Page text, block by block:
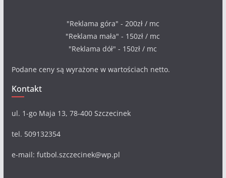
"Reklama góra" - 200zł / mc
"Reklama mała" - 150zł / mc
"Reklama dół" - 150zł / mc
Podane ceny są wyrażone w wartościach netto.
Kontakt
ul. 1-go Maja 13, 78-400 Szczecinek
tel. 509132354
e-mail: futbol.szczecinek@wp.pl